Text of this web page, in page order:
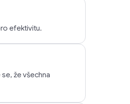
efektivitu.
že všechna